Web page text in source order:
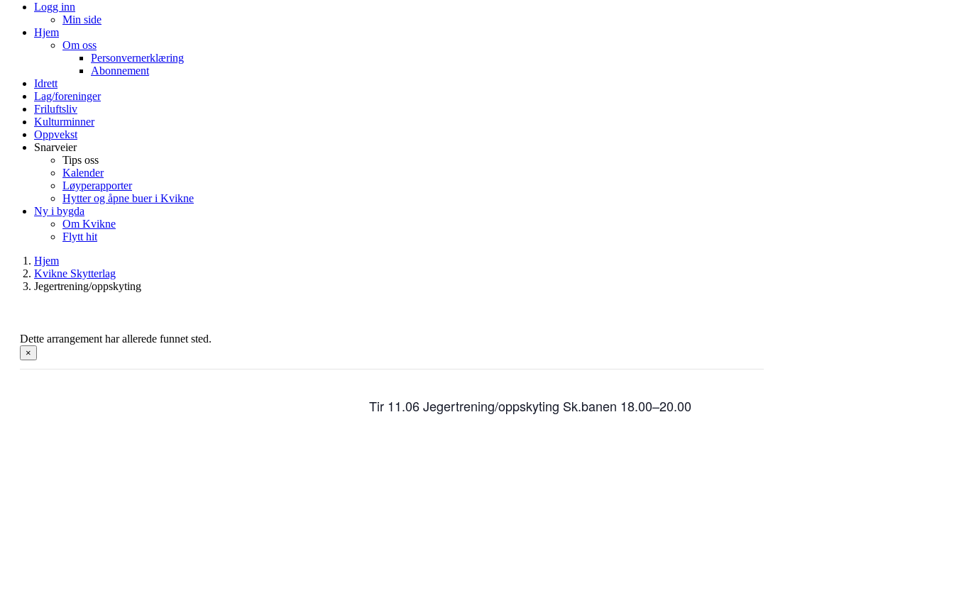
Logg inn
Min side
Hjem
Om oss
Personvernerklæring
Abonnement
Idrett
Lag/foreninger
Friluftsliv
Kulturminner
Oppvekst
Snarveier
Tips oss
Kalender
Løyperapporter
Hytter og åpne buer i Kvikne
Ny i bygda
Om Kvikne
Flytt hit
Hjem
Kvikne Skytterlag
Jegertrening/oppskyting
Dette arrangement har allerede funnet sted.
×
Tir 11.06 Jegertrening/oppskyting Sk.banen 18.00–20.00